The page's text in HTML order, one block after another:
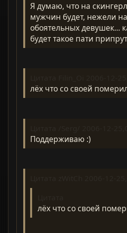
Я думаю, что на
мужчин будет, нежели
обоятельных девушек...
будет такое пати
лёх что со своей
Поддерживаю :)
лёх что со своей